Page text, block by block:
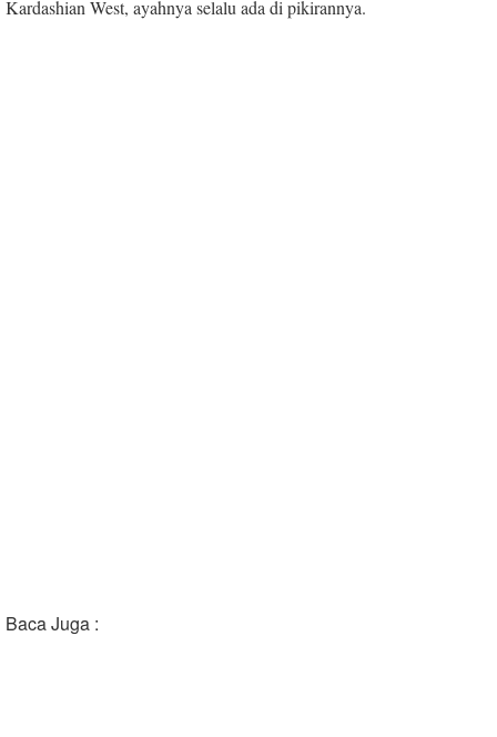
Kardashian West, ayahnya selalu ada di pikirannya.
Baca Juga :